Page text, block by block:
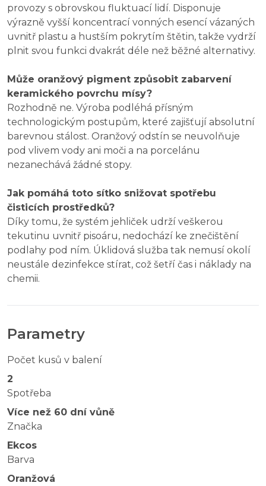
provozy s obrovskou fluktuací lidí. Disponuje
výrazně vyšší koncentrací vonných esencí vázaných
uvnitř plastu a hustším pokrytím štětin, takže vydrží
plnit svou funkci dvakrát déle než běžné alternativy.
Může oranžový pigment způsobit zabarvení
keramického povrchu mísy?
Rozhodně ne. Výroba podléhá přísným
technologickým postupům, které zajišťují absolutní
barevnou stálost. Oranžový odstín se neuvolňuje
pod vlivem vody ani moči a na porcelánu
nezanechává žádné stopy.
Jak pomáhá toto sítko snižovat spotřebu
čisticích prostředků?
Díky tomu, že systém jehliček udrží veškerou
tekutinu uvnitř pisoáru, nedochází ke znečištění
podlahy pod ním. Úklidová služba tak nemusí okolí
neustále dezinfekce stírat, což šetří čas i náklady na
chemii.
Parametry
Počet kusů v balení
2
Spotřeba
Více než 60 dní vůně
Značka
Ekcos
Barva
Oranžová